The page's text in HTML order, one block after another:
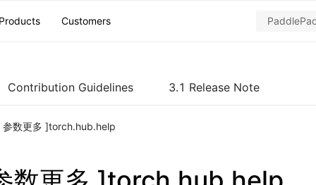
Customers
Contribution Guidelines 3.1 Release Note
数更多 ]torch.hub.help